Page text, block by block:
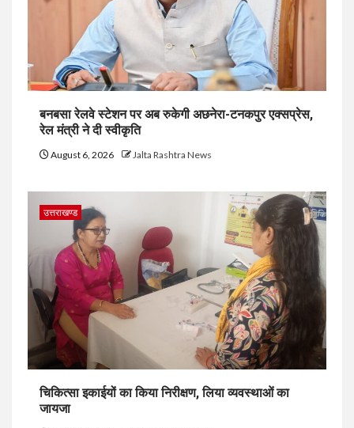
बनबसा रेलवे स्टेशन पर अब रुकेगी अछनेरा-टनकपुर एक्सप्रेस,
रेल मंत्री ने दी स्वीकृति
August 6, 2026 Jalta Rashtra News
उत्तराखण्ड
चिकित्सा इकाईयों का किया निरीक्षण, लिया व्यवस्थाओं का
जायजा